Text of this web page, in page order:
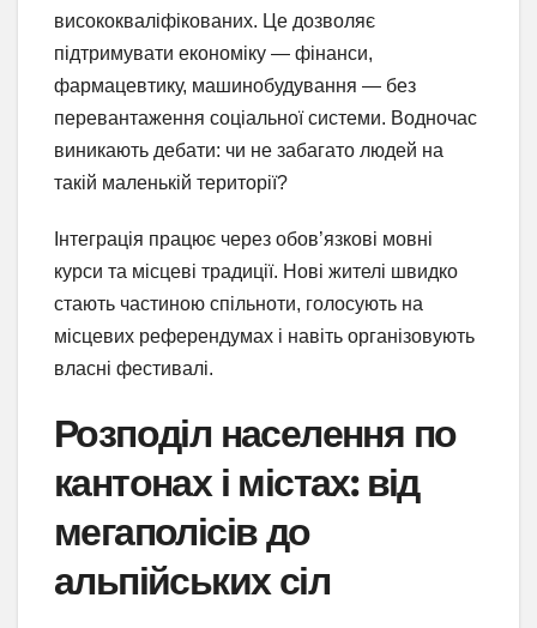
висококваліфікованих. Це дозволяє
підтримувати економіку — фінанси,
фармацевтику, машинобудування — без
перевантаження соціальної системи. Водночас
виникають дебати: чи не забагато людей на
такій маленькій території?
Інтеграція працює через обов’язкові мовні
курси та місцеві традиції. Нові жителі швидко
стають частиною спільноти, голосують на
місцевих референдумах і навіть організовують
власні фестивалі.
Розподіл населення по
кантонах і містах: від
мегаполісів до
альпійських сіл